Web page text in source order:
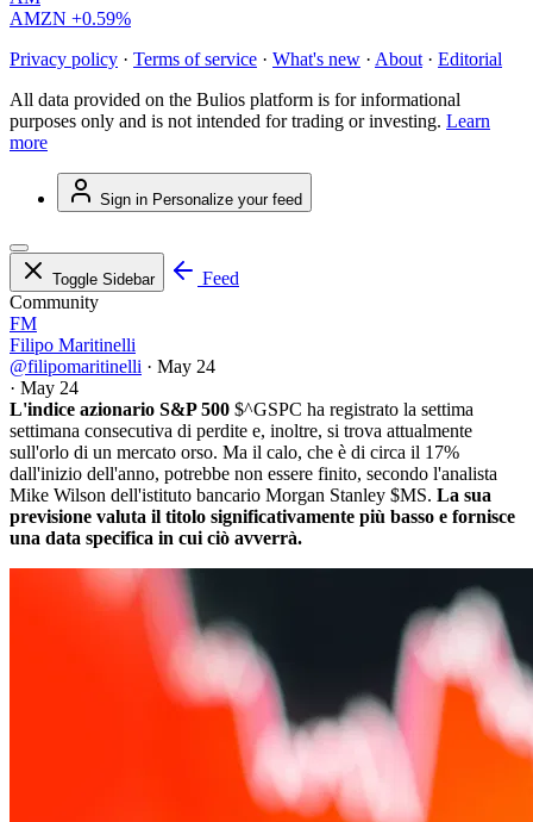
AMZN +0.59%
Privacy policy · Terms of service · What's new · About · Editorial
All data provided on the Bulios platform is for informational
purposes only and is not intended for trading or investing. Learn
more
Sign in Personalize your feed
Toggle Sidebar
Feed
Community
FM
Filipo Maritinelli
@filipomaritinelli · May 24
· May 24
L'indice azionario S&P 500 $^GSPC ha registrato la settima
settimana consecutiva di perdite e, inoltre, si trova attualmente
sull'orlo di un mercato orso. Ma il calo, che è di circa il 17%
dall'inizio dell'anno, potrebbe non essere finito, secondo l'analista
Mike Wilson dell'istituto bancario Morgan Stanley $MS. La sua
previsione valuta il titolo significativamente più basso e fornisce
una data specifica in cui ciò avverrà.